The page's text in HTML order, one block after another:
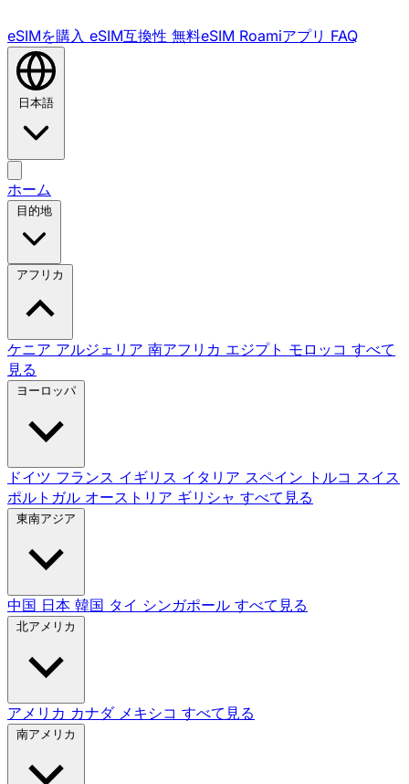
eSIMを購入 eSIM互換性 無料eSIM Roamiアプリ FAQ
日本語
ホーム
目的地
アフリカ
ケニア アルジェリア 南アフリカ エジプト モロッコ すべて
見る
ヨーロッパ
ドイツ フランス イギリス イタリア スペイン トルコ スイス
ポルトガル オーストリア ギリシャ すべて見る
東南アジア
中国 日本 韓国 タイ シンガポール すべて見る
北アメリカ
アメリカ カナダ メキシコ すべて見る
南アメリカ